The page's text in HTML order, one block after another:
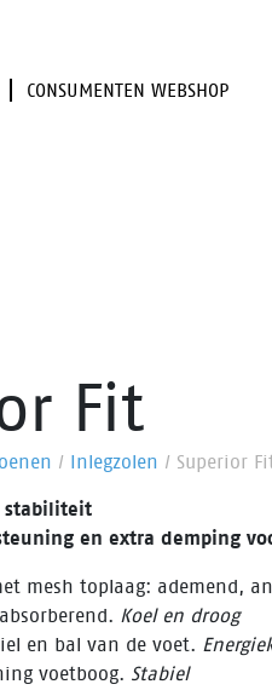
CONSUMENTEN WEBSHOP
Fit
/ Inlegzolen / Superior
stabiliteit
en extra demping
mesh toplaag: ademend,
Koel en droog
en bal van de voet.
voetboog. Stabiel